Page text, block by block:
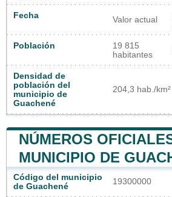
Fecha Valor actual
Población
19 815
habitantes
Densidad de
población del
municipio de
Guachené
204,3 hab./km²
NÚMEROS
MUNICIPIO DE
Código del municipio
de Guachené
19300000